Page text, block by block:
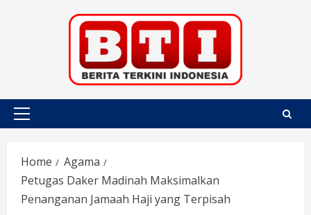
Primary
Home
Agama
Petugas Daker Madinah Maksimalkan
Penanganan Jamaah Haji yang Terpisah